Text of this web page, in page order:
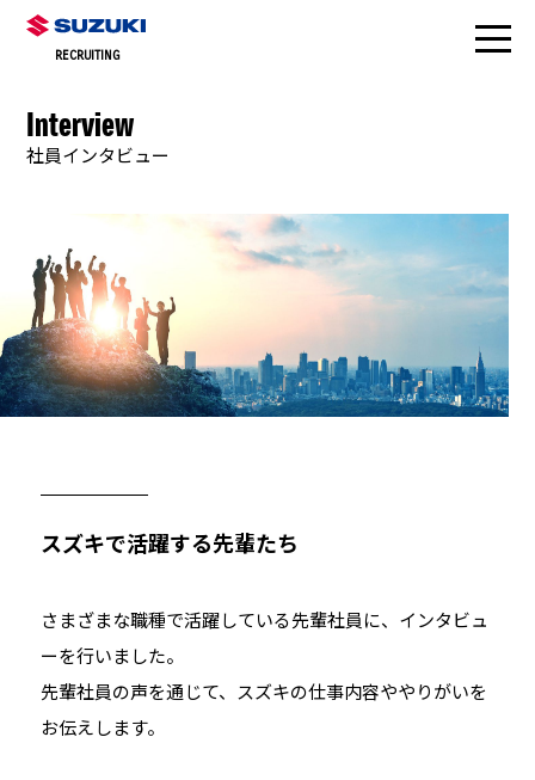
RECRUITING
Interview
社員インタビュー
スズキで活躍する先輩たち
さまざまな職種で活躍している先輩社員に、インタビュ
ーを行いました。
先輩社員の声を通じて、スズキの仕事内容ややりがいを
お伝えします。